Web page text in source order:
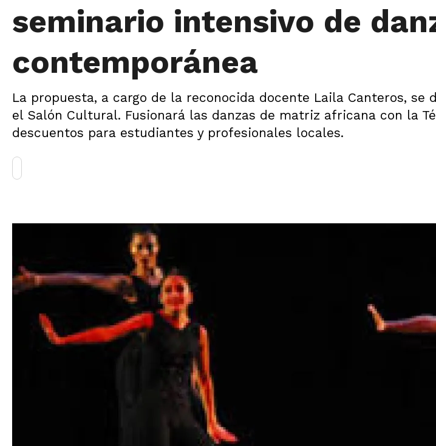
seminario intensivo de
contemporánea
La propuesta, a cargo de la reconocida docente Laila Canteros, se
el Salón Cultural. Fusionará las danzas de matriz africana con la
descuentos para estudiantes y profesionales locales.